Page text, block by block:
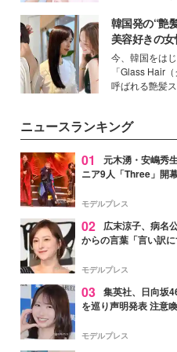
モデル・愛甲
好さんを迎え
ク。猛暑のお
すヒントや、2
生理の新常識
韓国発の“艶
美容好きの
「ヘアケア事
今、韓国をは
「Glass Hair
呼ばれる艶髪
して、“髪その
めて注目する
子。今回は、
な髪を日常で
ます。
ニュースランキング
01
元木湧・安嶋秀
ニア9人「Three」開
進んで夢を掴みたい」
モデルプレス
02
広末涼子、病名
からの言葉「言い訳
モデルプレス
03 集英社、日向坂
を巡り声明発表 注意
モデルプレス